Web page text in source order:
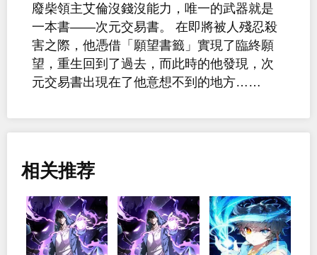
廢柴領主艾倫沒錢沒能力，唯一的武器就是
一本書——次元交易書。 在即將被人殘忍殺
害之際，他憑借「願望書籤」實現了臨終願
望，重生回到了過去，而此時的他發現，次
元交易書出現在了他意想不到的地方……
相关推荐